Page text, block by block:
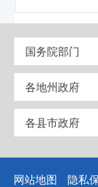
国务院部门
各地州政府
各县市政府
网站地图 隐私